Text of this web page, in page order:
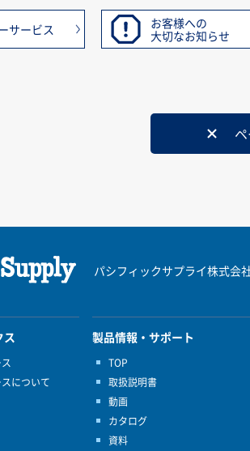
サービス
お客様への
大切なお知らせ
パシフィックサプライ株式会
について
製品情報・サポート
TOP
取扱説明書
動画
カタログ
資料